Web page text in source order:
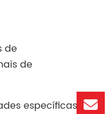
de
de
específicas.